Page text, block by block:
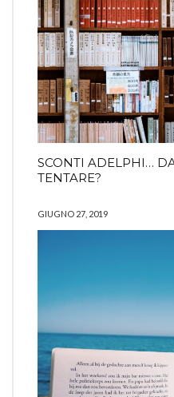
SCONTI ADELPHI…
TENTARE?
GIUGNO 27, 2019